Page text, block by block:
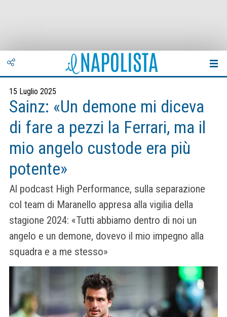
15 Luglio 2025
Sainz: «Un demone mi diceva
di fare a pezzi la Ferrari, ma il
mio angelo custode era più
potente»
Al podcast High Performance, sulla separazione
col team di Maranello appresa alla vigilia della
stagione 2024: «Tutti abbiamo dentro di noi un
angelo e un demone, dovevo il mio impegno alla
squadra e a me stesso»